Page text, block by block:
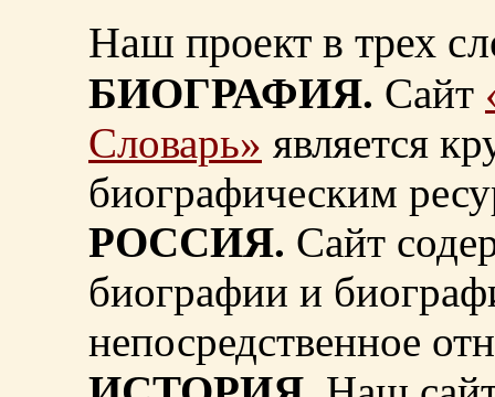
Наш проект в трех
БИОГРАФИЯ. Сайт
Словарь» является
биографическим
РОССИЯ. Сайт
биографии и
непосредственное